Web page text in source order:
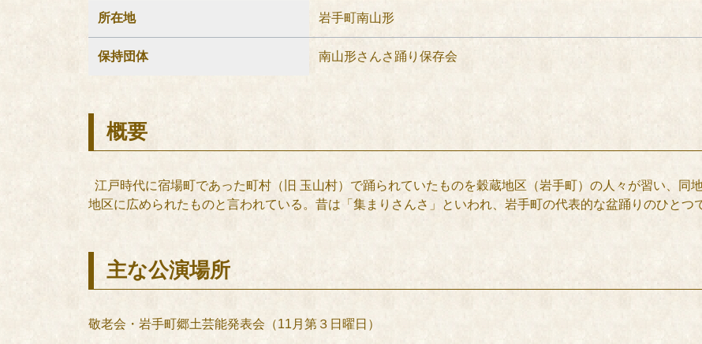
所在地 岩手町南山形
保持団体 南山形さんさ踊り保存会
概要
江戸時代に宿場町であった町村（旧 玉山村）で踊られていたものを穀蔵地区（岩手町）の人々が習い、同
地区に広められたものと言われている。昔は「集まりさんさ」といわれ、岩手町の代表的な盆踊りのひとつ
主な公演場所
敬老会・岩手町郷土芸能発表会（11月第３日曜日）